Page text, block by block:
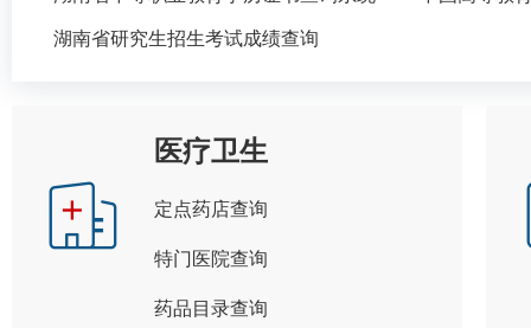
湖南省研究生招生考试成绩查询
医疗卫生
定点药店查询
特门医院查询
药品目录查询